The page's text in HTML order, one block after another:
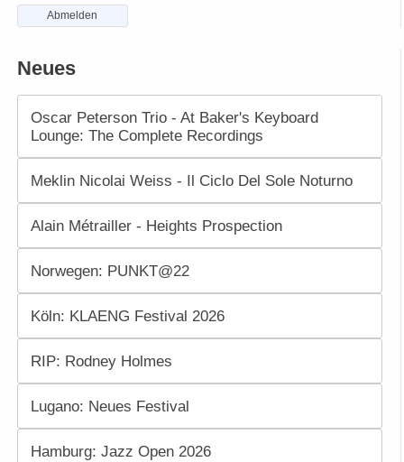
Abmelden
Neues
Oscar Peterson Trio - At Baker's Keyboard
Lounge: The Complete Recordings
Meklin Nicolai Weiss - Il Ciclo Del Sole Noturno
Alain Métrailler - Heights Prospection
Norwegen: PUNKT@22
Köln: KLAENG Festival 2026
RIP: Rodney Holmes
Lugano: Neues Festival
Hamburg: Jazz Open 2026